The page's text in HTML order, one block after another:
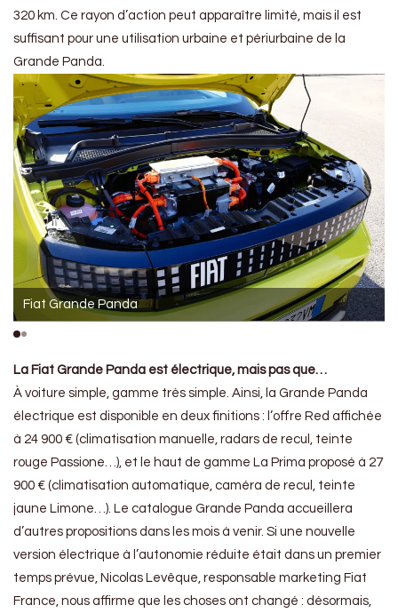
320 km. Ce rayon d’action peut apparaître limité, mais il est
suffisant pour une utilisation urbaine et périurbaine de la
Grande Panda.
Fiat Grande Panda
La Fiat Grande Panda est électrique, mais pas que…
À voiture simple, gamme très simple. Ainsi, la Grande Panda
électrique est disponible en deux finitions : l’offre Red affichée
à 24 900 € (climatisation manuelle, radars de recul, teinte
rouge Passione…), et le haut de gamme La Prima proposé à 27
900 € (climatisation automatique, caméra de recul, teinte
jaune Limone…). Le catalogue Grande Panda accueillera
d’autres propositions dans les mois à venir. Si une nouvelle
version électrique à l’autonomie réduite était dans un premier
temps prévue, Nicolas Levêque, responsable marketing Fiat
France, nous affirme que les choses ont changé : désormais,